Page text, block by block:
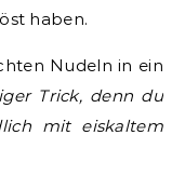
haben.
Nudeln in ein
Trick, denn du
mit eiskaltem